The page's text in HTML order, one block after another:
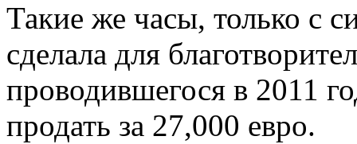
Такие же часы, только с
сделала для
проводившегося в 2011
продать за 27,000 евро.